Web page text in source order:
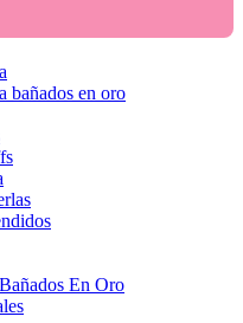
bañados en oro
En Oro